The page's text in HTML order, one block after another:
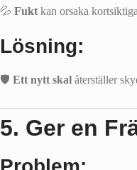
💦 Fukt kan orsaka
Lösning:
🛡️ Ett nytt skal återställer
5. Ger en